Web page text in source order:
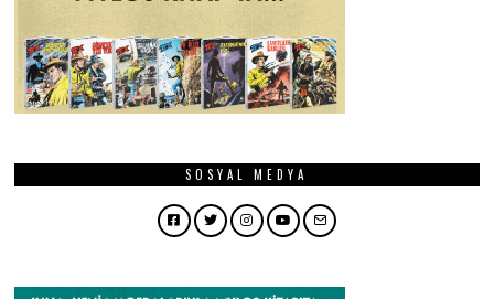
SOSYAL MEDYA
Facebook
TwitterInstagram
YouTubeEmail